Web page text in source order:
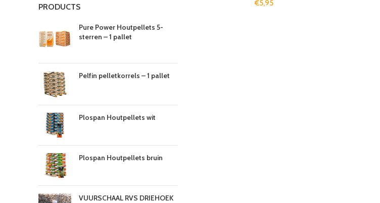
PRODUCTS
Pure Power Houtpellets 5-
sterren – 1 pallet
Pelfin pelletkorrels – 1 pallet
Plospan Houtpellets wit
Plospan Houtpellets bruin
VUURSCHAAL RVS DRIEHOEK
€5,95